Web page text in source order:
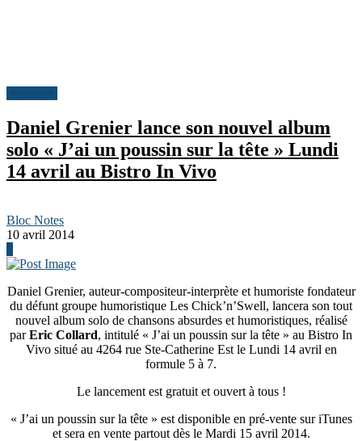
Daniel Grenier lance son nouvel album
solo « J’ai un poussin sur la tête » Lundi
14 avril au Bistro In Vivo
Bloc Notes
10 avril 2014
Daniel Grenier, auteur-compositeur-interprète et humoriste fondateur
du défunt groupe humoristique Les Chick’n’Swell, lancera son tout
nouvel album solo de chansons absurdes et humoristiques, réalisé
parEric Collard, intitulé « J’ai un poussin sur la tête » au Bistro In
Vivo situé au 4264 rue Ste-Catherine Est le Lundi 14 avril en
formule 5 à 7.
Le lancement est gratuit et ouvert à tous !
« J’ai un poussin sur la tête » est disponible en pré-vente sur iTunes
et sera en vente partout dès le Mardi 15 avril 2014.